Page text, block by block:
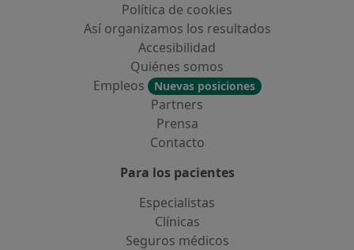
Política de cookies
Así organizamos los resultados
Accesibilidad
Quiénes somos
Empleos
Nuevas posiciones
Partners
Prensa
Contacto
Para los pacientes
Especialistas
Clínicas
Seguros médicos